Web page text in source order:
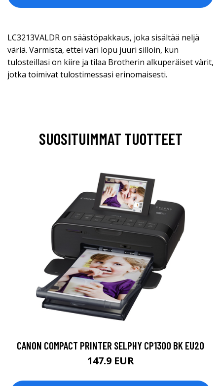
LC3213VALDR on säästöpakkaus, joka sisältää neljä
väriä. Varmista, ettei väri lopu juuri silloin, kun
tulosteillasi on kiire ja tilaa Brotherin alkuperäiset värit,
jotka toimivat tulostimessasi erinomaisesti.
SUOSITUIMMAT TUOTTEET
CANON COMPACT PRINTER SELPHY CP1300 BK EU20
147.9 EUR